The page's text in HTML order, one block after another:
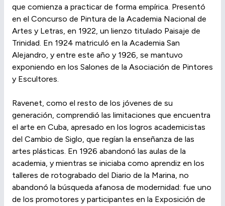
que comienza a practicar de forma empírica. Presentó
en el Concurso de Pintura de la Academia Nacional de
Artes y Letras, en 1922, un lienzo titulado Paisaje de
Trinidad. En 1924 matriculó en la Academia San
Alejandro, y entre este año y 1926, se mantuvo
exponiendo en los Salones de la Asociación de Pintores
y Escultores.
Ravenet, como el resto de los jóvenes de su
generación, comprendió las limitaciones que encuentra
el arte en Cuba, apresado en los logros academicistas
del Cambio de Siglo, que regían la enseñanza de las
artes plásticas. En 1926 abandonó las aulas de la
academia, y mientras se iniciaba como aprendiz en los
talleres de rotograbado del Diario de la Marina, no
abandonó la búsqueda afanosa de modernidad: fue uno
de los promotores y participantes en la Exposición de